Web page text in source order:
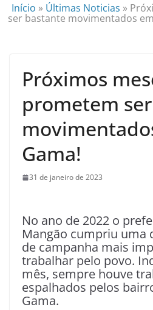
Início » Últimas Noticias »
ser bastante movimentados
Próximos
prometem
Gama!
31 de janeiro de 2023
No ano de 2022 o
Mangão cumpriu uma
de campanha mais
trabalhar pelo povo.
mês, sempre houve
espalhados pelos
Gama.